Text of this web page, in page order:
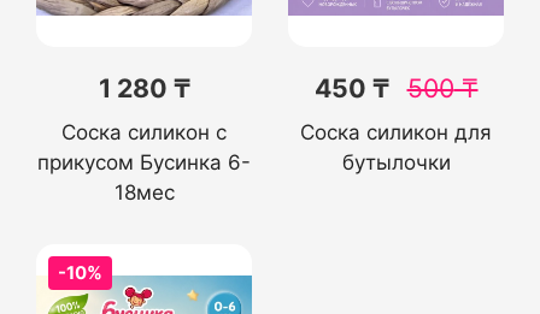
1 280 ₸
Соска силикон с
прикусом Бусинка 6-
18мес
450 ₸ 500₸
Соска силикон для
бутылочки
-10%